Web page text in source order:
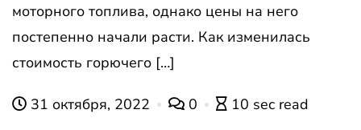
моторного топлива, однако цены на него
постепенно начали расти. Как изменилась
стоимость горючего […]
31 октября, 2022 0 10 sec read